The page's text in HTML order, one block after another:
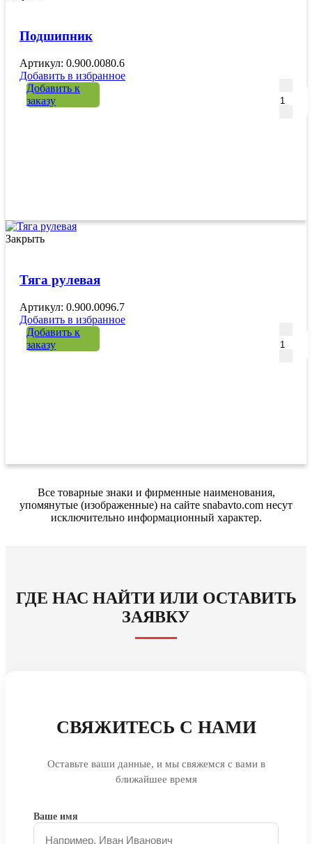
Подшипник
Артикул: 0.900.0080.6
Добавить в избранное
Добавить к
заказу
Закрыть
Тяга рулевая
Артикул: 0.900.0096.7
Добавить в избранное
Добавить к
заказу
Все товарные знаки и фирменные наименования,
упомянутые (изображенные) на сайте snabavto.com несут
исключительно информационный характер.
ГДЕ НАС НАЙТИ ИЛИ ОСТАВИТЬ
ЗАЯВКУ
СВЯЖИТЕСЬ С НАМИ
Оставьте ваши данные, и мы свяжемся с вами в
ближайшее время
Ваше имя